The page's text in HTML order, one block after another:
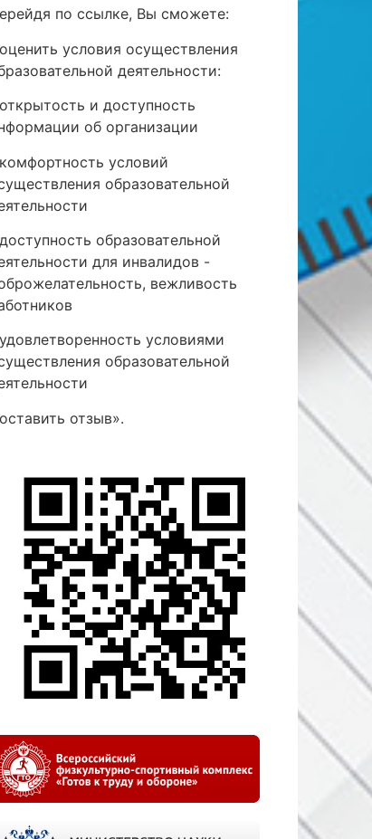
по ссылке, Вы сможете:
условия осуществления
деятельности:
и доступность
об организации
условий
образовательной
образовательной
для инвалидов -
вежливость
условиями
образовательной
отзыв».